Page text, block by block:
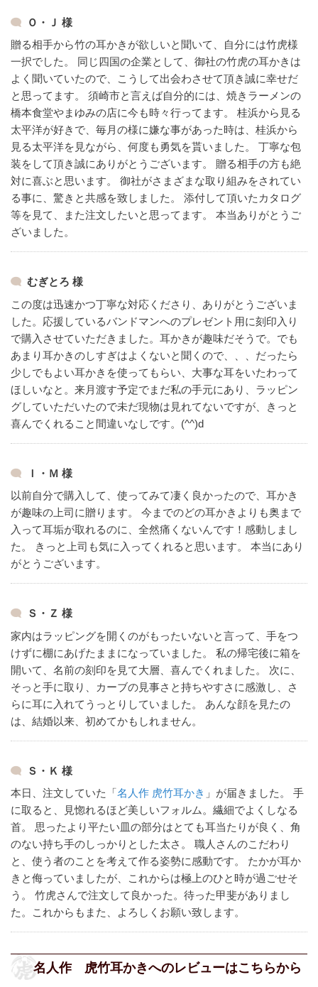
Ｏ・Ｊ 様
贈る相手から竹の耳かきが欲しいと聞いて、自分には竹虎様
一択でした。
同じ四国の企業として、御社の竹虎の耳かきは
よく聞いていたので、こうして出会わさせて頂き誠に幸せだ
と思ってます。
須崎市と言えば自分的には、焼きラーメンの
橋本食堂やまゆみの店に今も時々行ってます。
桂浜から見る
太平洋が好きで、毎月の様に嫌な事があった時は、桂浜から
見る太平洋を見ながら、何度も勇気を貰いました。
丁寧な包
装をして頂き誠にありがとうございます。
贈る相手の方も絶
対に喜ぶと思います。
御社がさまざまな取り組みをされてい
る事に、驚きと共感を致しました。
添付して頂いたカタログ
等を見て、また注文したいと思ってます。
本当ありがとうご
ざいました。
むぎとろ 様
この度は迅速かつ丁寧な対応くださり、ありがとうございま
した。応援しているバンドマンへのプレゼント用に刻印入り
で購入させていただきました。耳かきが趣味だそうで。でも
あまり耳かきのしすぎはよくないと聞くので、、、だったら
少しでもよい耳かきを使ってもらい、大事な耳をいたわって
ほしいなと。来月渡す予定でまだ私の手元にあり、ラッピン
グしていただいたので未だ現物は見れてないですが、きっと
喜んでくれること間違いなしです。(^^)d
Ｉ・Ｍ 様
以前自分で購入して、使ってみて凄く良かったので、耳かき
が趣味の上司に贈ります。
今までのどの耳かきよりも奥まで
入って耳垢が取れるのに、全然痛くないんです！感動しまし
た。
きっと上司も気に入ってくれると思います。
本当にあり
がとうございます。
Ｓ・Ｚ 様
家内はラッピングを開くのがもったいないと言って、手をつ
けずに棚にあげたままになっていました。
私の帰宅後に箱を
開いて、名前の刻印を見て大層、喜んでくれました。
次に、
そっと手に取り、カーブの見事さと持ちやすさに感激し、さ
らに耳に入れてうっとりしていました。
あんな顔を見たの
は、結婚以来、初めてかもしれません。
Ｓ・Ｋ 様
本日、注文していた「名人作 虎竹耳かき 」が届きました。
手
に取ると、見惚れるほど美しいフォルム。繊細でよくしなる
首。
思ったより平たい皿の部分はとても耳当たりが良く、角
のない持ち手のしっかりとした太さ。
職人さんのこだわり
と、使う者のことを考えて作る姿勢に感動です。
たかが耳か
きと侮っていましたが、これからは極上のひと時が過ごせそ
う。
竹虎さんで注文して良かった。待った甲斐がありまし
た。これからもまた、よろしくお願い致します。
名人作 虎竹耳かきへのレビューはこちらから